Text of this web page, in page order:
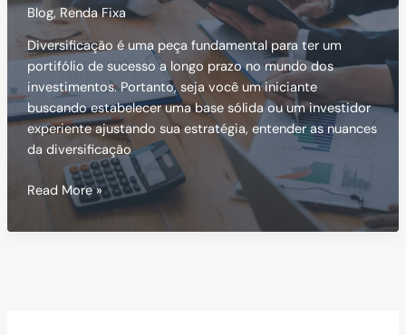
Blog,Renda Fixa
Diversificação é uma peça fundamental para ter um
portifólio de sucesso a longo prazo no mundo dos
investimentos. Portanto, seja você um iniciante
buscando estabelecer uma base sólida ou um investidor
experiente ajustando sua estratégia, entender as nuances
da diversificação
Diversificação
Portifólio:
Read More »